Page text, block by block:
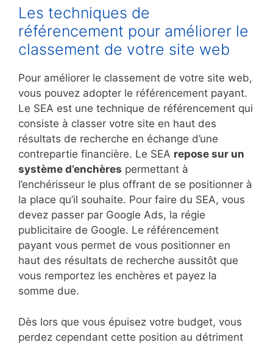
Les techniques de
référencement pour améliorer le
classement de votre site web
Pour améliorer le classement de votre site web,
vous pouvez adopter le référencement payant.
Le SEA est une technique de référencement qui
consiste à classer votre site en haut des
résultats de recherche en échange d’une
contrepartie financière. Le SEA repose sur un
système d’enchères permettant à
l’enchérisseur le plus offrant de se positionner à
la place qu’il souhaite. Pour faire du SEA, vous
devez passer par Google Ads, la régie
publicitaire de Google. Le référencement
payant vous permet de vous positionner en
haut des résultats de recherche aussitôt que
vous remportez les enchères et payez la
somme due.
Dès lors que vous épuisez votre budget, vous
perdez cependant cette position au détriment